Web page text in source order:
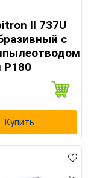
II 737U
c
Р180
Купить